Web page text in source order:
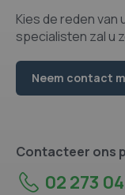
Kies de reden van
specialisten zal u
Neem contact
Contacteer ons
02 273